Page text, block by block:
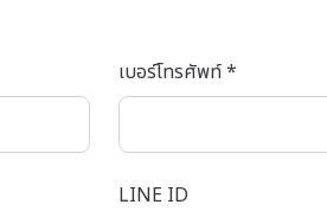
เบอร์โทรศัพท์ *
LINE ID